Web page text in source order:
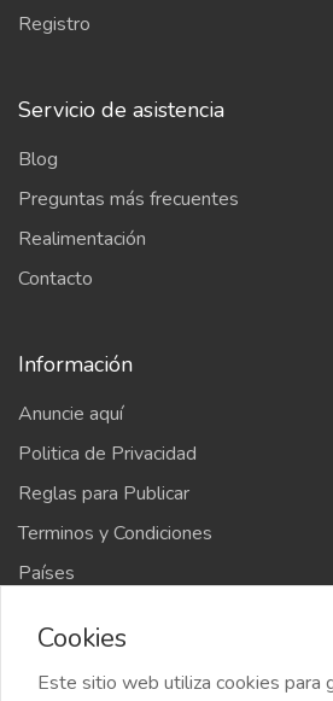
Registro
Servicio de asistencia
Blog
Preguntas más frecuentes
Realimentación
Contacto
Información
Anuncie aquí
Politica de Privacidad
Reglas para Publicar
Terminos y Condiciones
Países
Cookies
Este sitio web utiliza cookies para